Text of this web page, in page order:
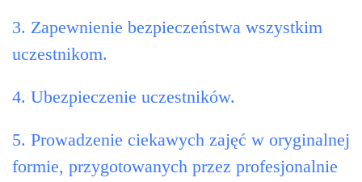
3. Zapewnienie bezpieczeństwa wszystkim
uczestnikom.
4. Ubezpieczenie uczestników.
5. Prowadzenie ciekawych zajęć w oryginalnej
formie, przygotowanych przez profesjonalnie